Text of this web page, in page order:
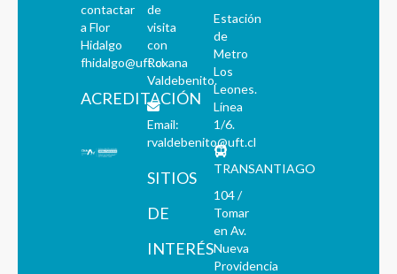
contactar
a Flor
Hidalgo
fhidalgo@uft.cl
ACREDITACIÓN
de
visita
con
Roxana
Valdebenito.
Email:
rvaldebenito@uft.cl
SITIOS
DE
INTERÉS
Estación
de
Metro
Los
Leones.
Línea
1/6.
TRANSANTIAGO
104 /
Tomar
en Av.
Nueva
Providencia